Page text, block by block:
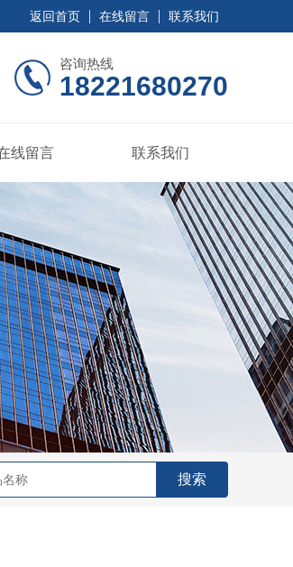
返回首页 在线留言 联系我们
咨询热线
18221680270
线留言 联系我们